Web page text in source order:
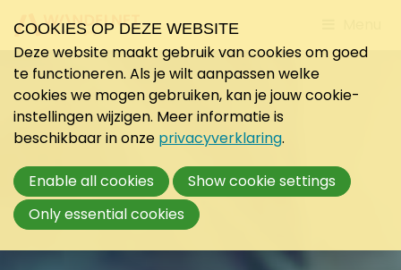
to
COOKIES OP DEZE WEBSITE
Deze website maakt gebruik van cookies om goed
te functioneren. Als je wilt aanpassen welke
cookies we mogen gebruiken, kan je jouw cookie-
instellingen wijzigen. Meer informatie is
beschikbaar in onze privacyverklaring.
Enable all cookies
Show cookie settings
Only essential cookies